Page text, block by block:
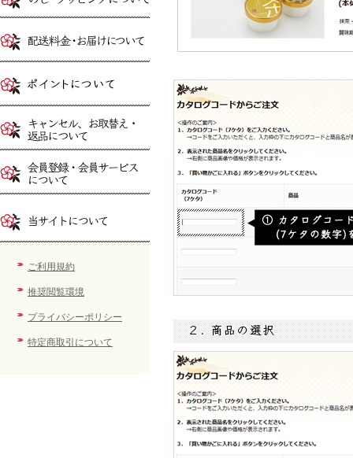
ご利用規約
推奨閲覧環境
プライバシーポリシー
特定商取引について